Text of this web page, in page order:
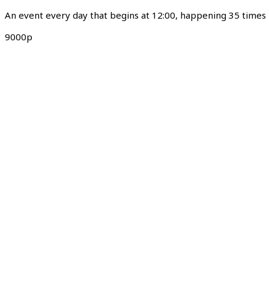
An event every day that begins at 12:00, happening 35 times
9000р